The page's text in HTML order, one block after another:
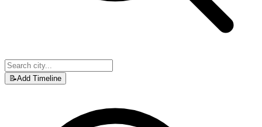
📝Add Timeline